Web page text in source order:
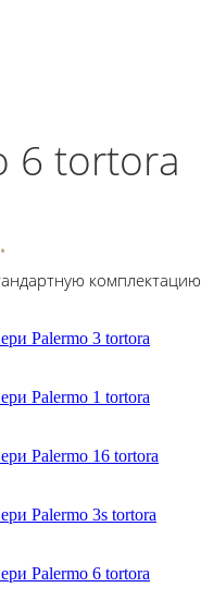
6 tortora
комплектацию